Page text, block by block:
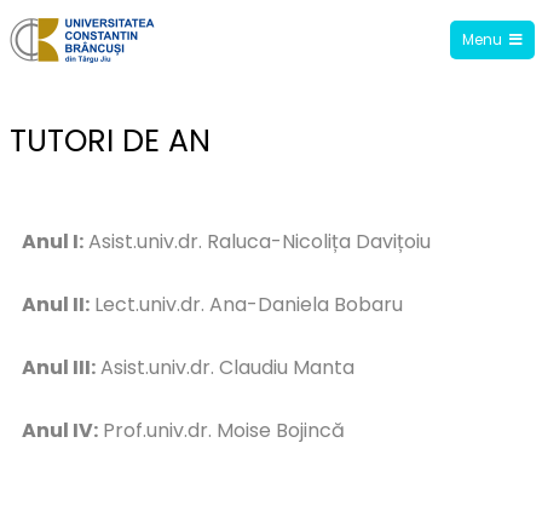
Menu
TUTORI DE AN
Anul I:Asist.univ.dr. Raluca-Nicolița Davițoiu
Anul II: Lect.univ.dr. Ana-Daniela Bobaru
Anul III:Asist.univ.dr. Claudiu Manta
Anul IV: Prof.univ.dr. Moise Bojincă